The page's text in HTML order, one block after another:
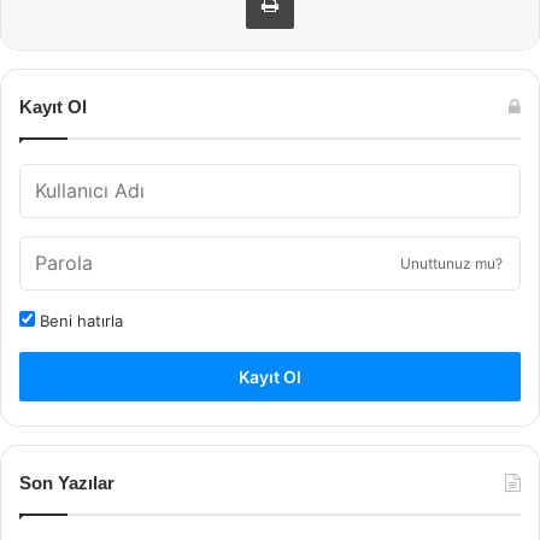
Kayıt Ol
Unuttunuz mu?
Beni hatırla
Kayıt Ol
Son Yazılar